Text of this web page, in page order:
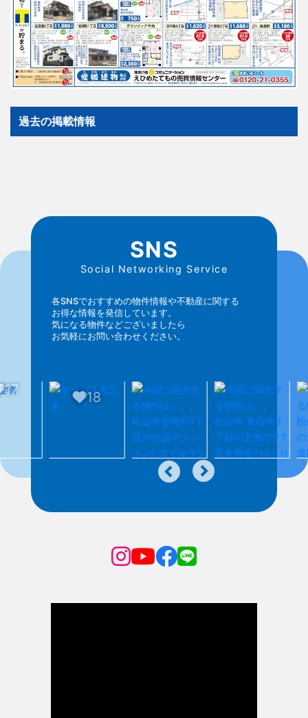
過去の掲載情報
18
SNS
Social Networking Service
各SNSでおすすめの物件情報や不動産に関する
お得な情報を発信しています。
気になる物件などございましたら
お気軽にお問い合わせください。